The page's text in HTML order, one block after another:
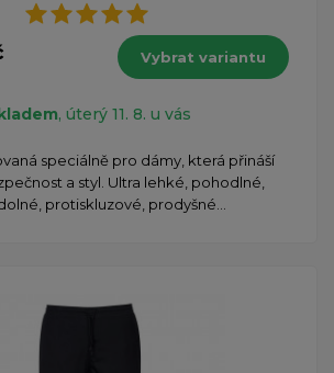
Vybrat variantu
, úterý 11. 8. u vás
speciálně pro dámy, která přináší
a styl. Ultra lehké, pohodlné,
protiskluzové, prodyšné...